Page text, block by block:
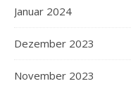
Januar 2024
Dezember 2023
November 2023